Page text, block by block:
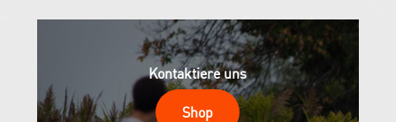
Kontaktiere uns
Shop